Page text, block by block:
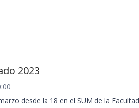
2023
desde la 18 en el SUM de la Facultad